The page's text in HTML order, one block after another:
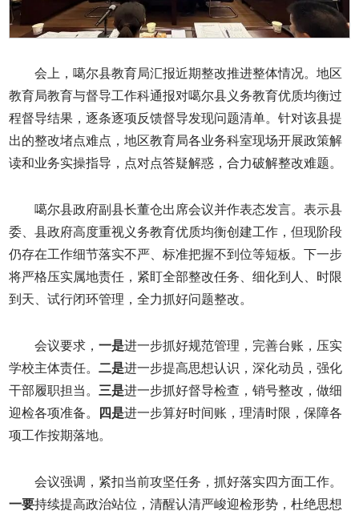
会上，噶尔县教育局汇报近期整改推进整体情况。地区
教育局教育与督导工作科通报对噶尔县义务教育优质均衡过
程督导结果，逐条逐项反馈督导发现问题清单。针对该县提
出的整改堵点难点，地区教育局各业务科室现场开展政策解
读和业务实操指导，点对点答疑解惑，合力破解整改难题。
噶尔县政府副县长董仓出席会议并作表态发言。表示县
委、县政府高度重视义务教育优质均衡创建工作，但现阶段
仍存在工作细节落实不严、标准把握不到位等短板。下一步
将严格压实属地责任，紧盯全部整改任务、细化到人、时限
到天、试行闭环管理，全力抓好问题整改。
会议要求，一是进一步抓好规范管理，完善台账，压实
学校主体责任。二是进一步提高思想认识，深化动员，强化
干部履职担当。 三是进一步抓好督导检查，销号整改，做细
迎检各项准备。
四是进一步算好时间账，理清时限，保障各
项工作按期落地。
会议强调，紧扣当前攻坚任务，抓好落实四方面工作。
一要持续提高政治站位，清醒认清严峻迎检形势，杜绝思想